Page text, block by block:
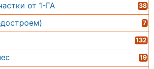
от 1-ГА 38
7
132
19